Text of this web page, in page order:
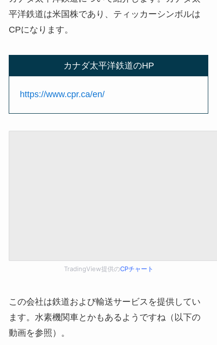
平洋鉄道は米国株であり、ティッカーシンボルは
CPになります。
カナダ太平洋鉄道のHP
https://www.cpr.ca/en/
TradingView提供のCPチャート
この会社は鉄道および輸送サービスを提供してい
ます。水素機関車とかもあるようですね（以下の
動画を参照）。